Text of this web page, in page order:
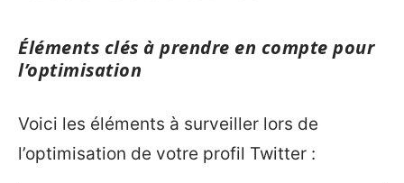
Éléments clés à prendre en compte pour
l’optimisation
Voici les éléments à surveiller lors de
l’optimisation de votre profil Twitter :